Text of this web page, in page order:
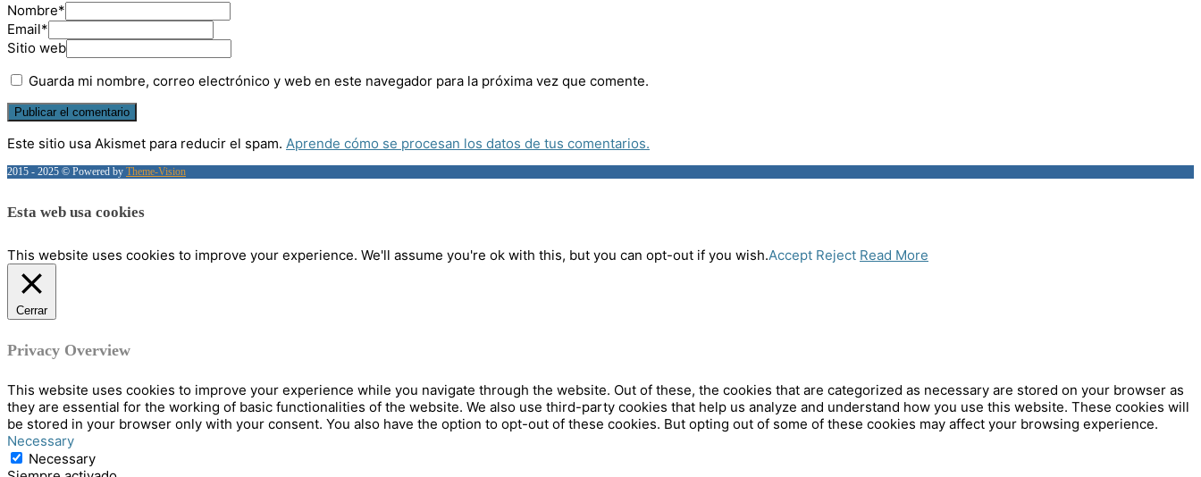
Nombre*
Email*
Sitio web
Guarda mi nombre, correo electrónico y web en este navegador para la próxima vez que comente.
Este sitio usa Akismet para reducir el spam. Aprende cómo se procesan los datos de tus comentarios.
2015 - 2025 © Powered by Theme-Vision
Esta web usa cookies
This website uses cookies to improve your experience. We'll assume you're ok with this, but you can opt-out if you wish.Accept Reject Read More
Cerrar
Privacy Overview
This website uses cookies to improve your experience while you navigate through the website. Out of these, the cookies that are categorized as necessary are stored on your browser as
they are essential for the working of basic functionalities of the website. We also use third-party cookies that help us analyze and understand how you use this website. These cookies will
be stored in your browser only with your consent. You also have the option to opt-out of these cookies. But opting out of some of these cookies may affect your browsing experience.
Necessary
Necessary